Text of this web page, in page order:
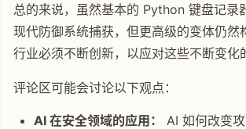
总的来说，虽然基本的 Python 键盘记录
现代防御系统捕获，但更高级的变体仍然
行业必须不断创新，以应对这些不断变化
评论区可能会讨论以下观点：
AI 在安全领域的应用：
AI 如何改变